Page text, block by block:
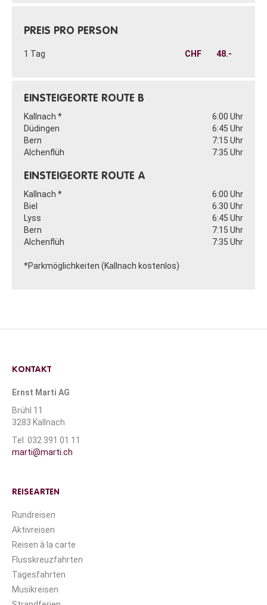
PREIS PRO PERSON
1 Tag CHF 48.-
EINSTEIGEORTE ROUTE B
Kallnach *
6:00 Uhr
Düdingen
6:45 Uhr
Bern
7:15 Uhr
Alchenflüh
7:35 Uhr
EINSTEIGEORTE ROUTE A
Kallnach *
6:00 Uhr
Biel
6:30 Uhr
Lyss
6:45 Uhr
Bern
7:15 Uhr
Alchenflüh
7:35 Uhr
*Parkmöglichkeiten (Kallnach kostenlos)
KONTAKT
Ernst Marti AG
Brühl 11
3283 Kallnach
Tel. 032 391 01 11
marti@marti.ch
REISEARTEN
Rundreisen
Aktivreisen
Reisen à la carte
Flusskreuzfahrten
Tagesfahrten
Musikreisen